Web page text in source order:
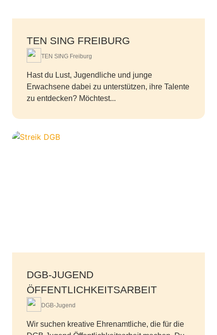
TEN SING FREIBURG
TEN SING Freiburg
Hast du Lust, Jugendliche und junge
Erwachsene dabei zu unterstützen, ihre Talente
zu entdecken? Möchtest...
DGB-JUGEND
ÖFFENTLICHKEITSARBEIT
DGB-Jugend
Wir suchen kreative Ehrenamtliche, die für die